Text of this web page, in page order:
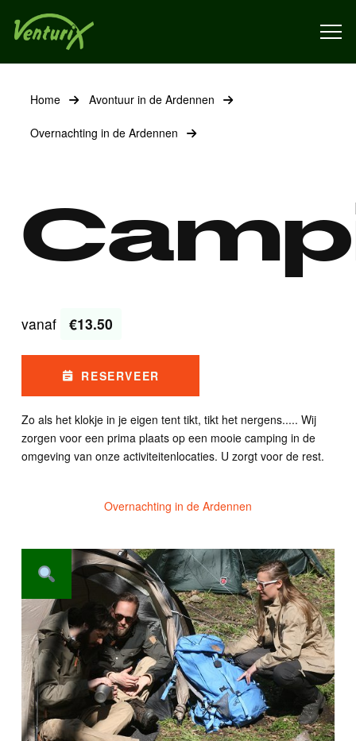
Home Avontuur in de Ardennen
Overnachting in de Ardennen
vanaf €13.50
RESERVEER
Zo als het klokje in je eigen tent tikt, tikt het nergens..... Wij
zorgen voor een prima plaats op een mooie camping in de
omgeving van onze activiteitenlocaties. U zorgt voor de rest.
Overnachting in de Ardennen